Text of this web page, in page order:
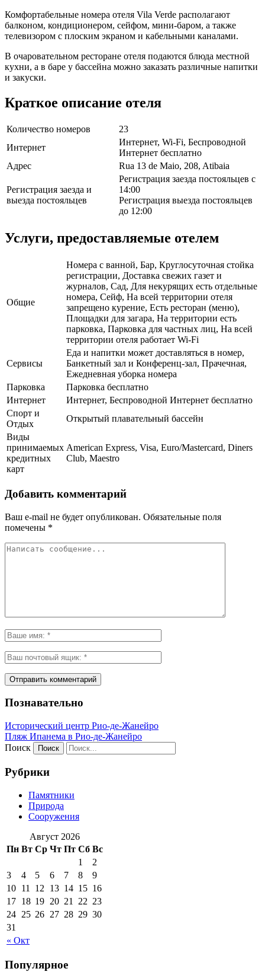
Комфортабельные номера отеля Vila Verde располагают
балконом, кондиционером, сейфом, мини-баром, а также
телевизором с плоским экраном и кабельными каналами.
В очаровательном ресторане отеля подаются блюда местной
кухни, а в баре у бассейна можно заказать различные напитки
и закуски.
Краткое описание отеля
Количество номеров
23
Интернет
Интернет, Wi-Fi, Беспроводной
Интернет бесплатно
Адрес
Rua 13 de Maio, 208, Atibaia
Регистрация заезда и
выезда постояльцев
Регистрация заезда постояльцев с
14:00
Регистрация выезда постояльцев
до 12:00
Услуги, предоставляемые отелем
Общие
Номера с ванной, Бар, Круглосуточная стойка
регистрации, Доставка свежих газет и
журналов, Сад, Для некурящих есть отдельные
номера, Сейф, На всей территории отеля
запрещено курение, Есть ресторан (меню),
Площадки для загара, На территории есть
парковка, Парковка для частных лиц, На всей
территории отеля работает Wi-Fi
Сервисы
Еда и напитки может доставляться в номер,
Банкетный зал и Конференц-зал, Прачечная,
Ежедневная уборка номера
Парковка
Парковка бесплатно
Интернет
Интернет, Беспроводной Интернет бесплатно
Спорт и
Отдых
Открытый плавательный бассейн
Виды
принимаемых
кредитных
карт
American Express, Visa, Euro/Mastercard, Diners
Club, Maestro
Добавить комментарий
Ваш e-mail не будет опубликован. Обязательные поля
помечены *
Познавательно
Исторический центр Рио-де-Жанейро
Пляж Ипанема в Рио-де-Жанейро
Поиск
Рубрики
Памятники
Природа
Сооружения
Август 2026
Пн Вт Ср Чт Пт Сб Вс
« Окт
1
2
3
4 5 6 7 8
9
10 11 12 13 14 15 16
17 18 19 20 21 22 23
24 25 26 27 28 29 30
31
Популярное